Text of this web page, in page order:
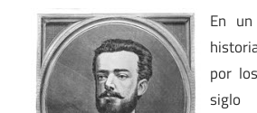
En
por
siglo